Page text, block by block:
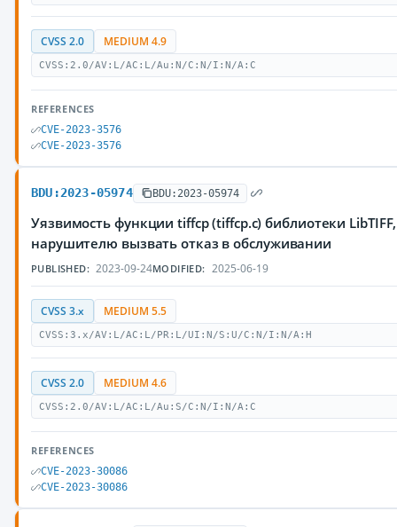
CVSS 2.0 MEDIUM 4.9
CVSS:2.0/AV:L/AC:L/Au:N/C:N/I:N/A:C
REFERENCES
CVE-2023-3576
CVE-2023-3576
BDU:2023-05974 BDU:2023-05974
Уязвимость функции tiffcp (tiffcp.c) библиотеки
нарушителю вызвать отказ в обслуживании
PUBLISHED: 2023-09-24MODIFIED: 2025-06-19
CVSS 3.x MEDIUM 5.5
CVSS:3.x/AV:L/AC:L/PR:L/UI:N/S:U/C:N/I:N/A:H
CVSS 2.0 MEDIUM 4.6
CVSS:2.0/AV:L/AC:L/Au:S/C:N/I:N/A:C
REFERENCES
CVE-2023-30086
CVE-2023-30086